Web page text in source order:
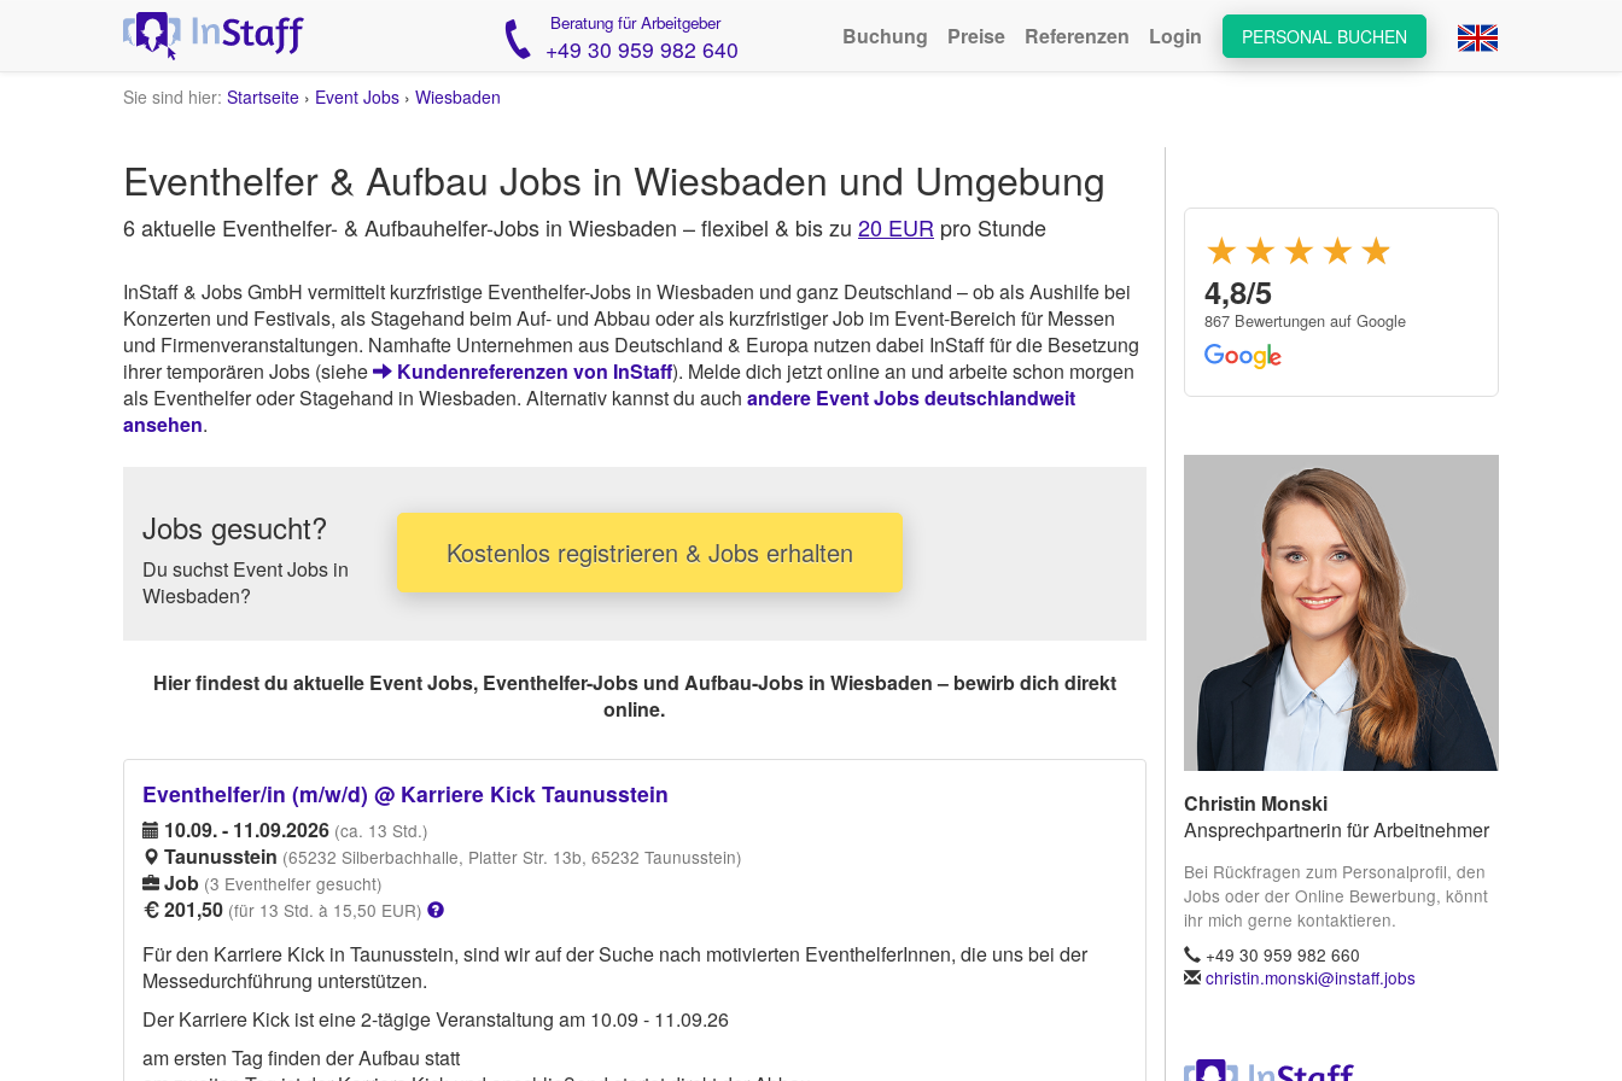
Beratung für Arbeitgeber
+49 30 959 982 640 PERSONAL BUCHEN
Buchung Preise Referenzen Login
Sie sind hier: Startseite › Event Jobs › Wiesbaden
Eventhelfer & Aufbau Jobs in Wiesbaden und Umgebung
6 aktuelle Eventhelfer- & Aufbauhelfer-Jobs in Wiesbaden – flexibel & bis zu 20 EUR pro Stunde
InStaff & Jobs GmbH vermittelt kurzfristige Eventhelfer-Jobs in Wiesbaden und ganz Deutschland – ob als Aushilfe bei
Konzerten und Festivals, als Stagehand beim Auf- und Abbau oder als kurzfristiger Job im Event-Bereich für Messen
und Firmenveranstaltungen. Namhafte Unternehmen aus Deutschland & Europa nutzen dabei InStaff für die Besetzung
ihrer temporären Jobs (siehe
Kundenreferenzen von InStaff). Melde dich jetzt online an und arbeite schon morgen
als Eventhelfer oder Stagehand in Wiesbaden. Alternativ kannst du auch andere Event Jobs deutschlandweit
ansehen.
Jobs gesucht?
Du suchst Event Jobs in
Wiesbaden?
Kostenlos registrieren & Jobs erhalten
Hier findest du aktuelle Event Jobs, Eventhelfer-Jobs und Aufbau-Jobs in Wiesbaden – bewirb dich direkt
online.
Eventhelfer/in (m/w/d) @ Karriere Kick Taunusstein
10.09. - 11.09.2026 (ca. 13 Std.)
Taunusstein (65232 Silberbachhalle, Platter Str. 13b, 65232 Taunusstein)
Job (3 Eventhelfer gesucht)
201,50 (für 13 Std. à 15,50 EUR)
Für den Karriere Kick in Taunusstein, sind wir auf der Suche nach motivierten EventhelferInnen, die uns bei der
Messedurchführung unterstützen.
Der Karriere Kick ist eine 2-tägige Veranstaltung am 10.09 - 11.09.26
am ersten Tag finden der Aufbau statt
★★★★★
★
4,8/5
867 Bewertungen auf Google
Christin Monski
Ansprechpartnerin für Arbeitnehmer
Bei Rückfragen zum Personalprofil, den
Jobs oder der Online Bewerbung, könnt
ihr mich gerne kontaktieren.
+49 30 959 982 660
christin.monski@instaff.jobs